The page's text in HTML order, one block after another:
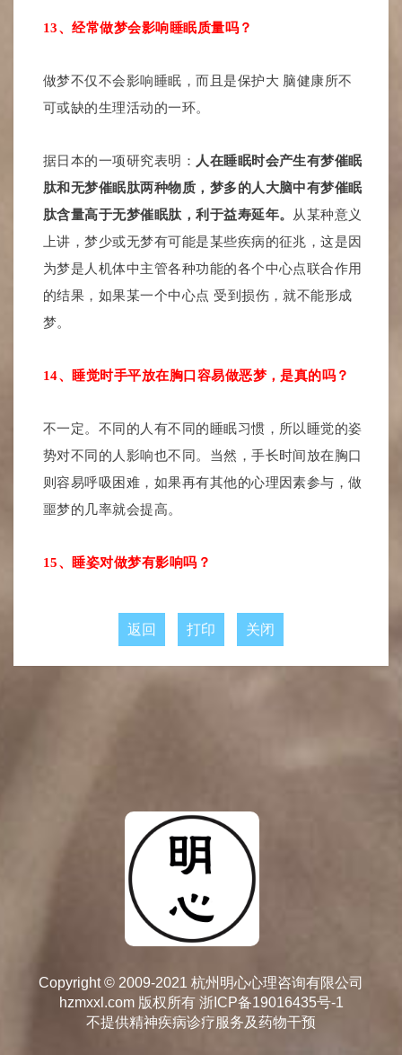
13、经常做梦会影响睡眠质量吗？
做梦不仅不会影响睡眠，而且是保护大 脑健康所不
可或缺的生理活动的一环。
据日本的一项研究表明： 人在睡眠时会产生有梦催眠
肽和无梦催眠肽两种物质，梦多的人大脑中有梦催眠
肽含量高于无梦催眠肽，利于益寿延年。 从某种意义
上讲，梦少或无梦有可能是某些疾病的征兆，这是因
为梦是人机体中主管各种功能的各个中心点联合作用
的结果，如果某一个中心点 受到损伤，就不能形成
梦。
14、睡觉时手平放在胸口容易做恶梦，是真的吗？
不一定。不同的人有不同的睡眠习惯，所以睡觉的姿
势对不同的人影响也不同。当然，手长时间放在胸口
则容易呼吸困难，如果再有其他的心理因素参与，做
噩梦的几率就会提高。
15、睡姿对做梦有影响吗？
返回 打印 关闭
Copyright © 2009-2021 杭州明心心理咨询有限公司
hzmxxl.com 版权所有 浙ICP备19016435号-1
不提供精神疾病诊疗服务及药物干预